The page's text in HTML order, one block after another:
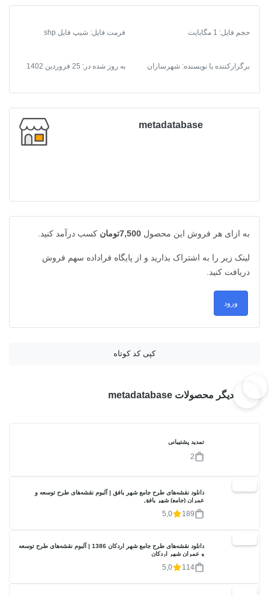
عدد
حجم فایل: 1 مگابایت فرمت فایل: شیپ فایل shp
برگزارکننده یا نویسنده: شهرسازان به روز شده در: 25 فروردین 1402
metadatabase
به ازای هر فروش این محصول 7,500تومان کسب درآمد کنید.
لینک زیر را به اشتراک بذارید و از پایگاه فراداده سهم فروش
دریافت کنید.
ورود
کپی کد کوتاه
دیگر محصولات metadatabase
تمدید پشتیبانی
2
دانلود نقشه‌های طرح جامع شهر بافق | آلبوم نقشه‌های طرح توسعه و
عمران (جامع) شهر بافق
189
5,0
دانلود نقشه‌های طرح جامع شهر اردکان 1386 | آلبوم نقشه‌های طرح توسعه
و عمران شهر اردکان
114
5,0